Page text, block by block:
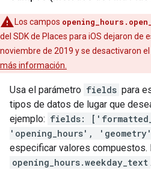
Los campos
del SDK de Places para iOS dejaron de
noviembre de 2019 y se desactivaron
más información.
Usa el parámetro fields para
tipos de datos de lugar que
ejemplo: fields:
'opening_hours',
especificar valores compuestos.
opening_hours.weekday_text .